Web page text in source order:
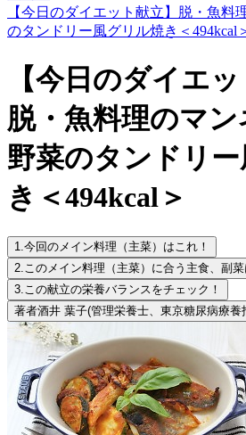
【今日のダイエット献立】脱・魚料
のタンドリー風グリル焼き＜494kcal
【今日のダイエッ
脱・魚料理のマン
野菜のタンドリ
き＜494kcal＞
1.今回のメイン料理（主菜）はこれ！
2.このメイン料理（主菜）に合う主食、副菜
3.この献立の栄養バランスをチェック！
著者酒井 葉子(管理栄養士、東京糖尿病療養